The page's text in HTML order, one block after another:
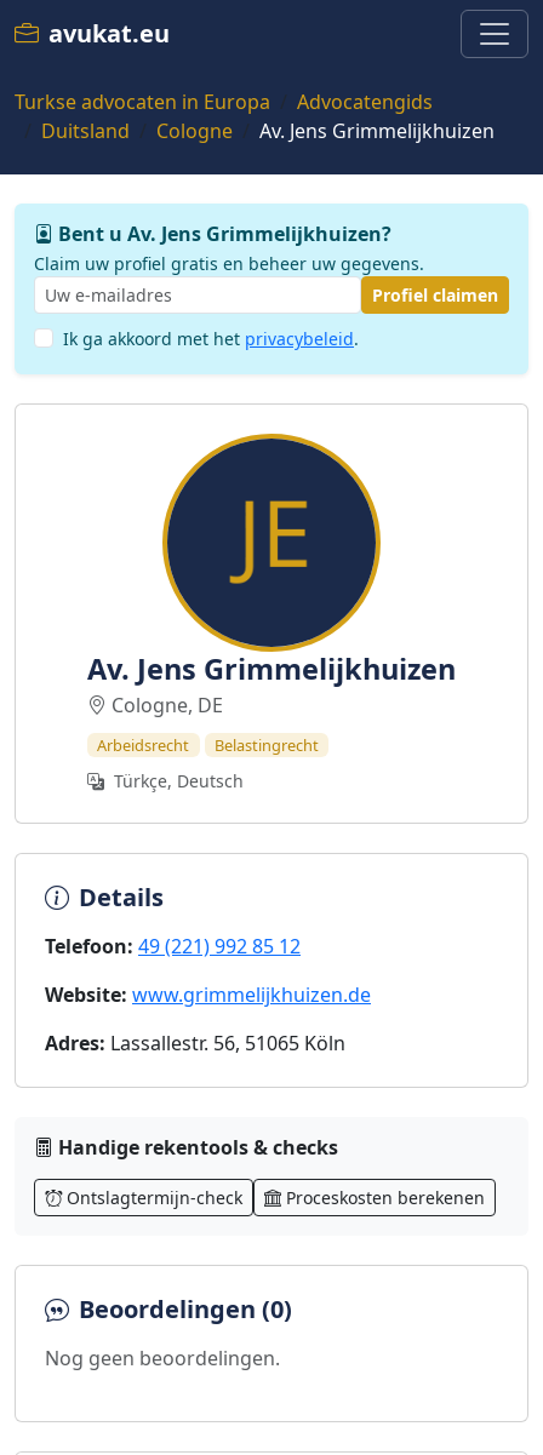
avukat.eu
Turkse advocaten in Europa
Advocatengids
Duitsland
Cologne Av. Jens Grimmelijkhuizen
Bent u Av. Jens Grimmelijkhuizen?
Claim uw profiel gratis en beheer uw gegevens.
Profiel claimen
Ik ga akkoord met het privacybeleid.
Av. Jens Grimmelijkhuizen
Cologne, DE
Arbeidsrecht Belastingrecht
Türkçe, Deutsch
Details
Telefoon: 49 (221) 992 85 12
Website: www.grimmelijkhuizen.de
Adres: Lassallestr. 56, 51065 Köln
Handige rekentools & checks
Ontslagtermijn-check Proceskosten berekenen
Beoordelingen (0)
Nog geen beoordelingen.